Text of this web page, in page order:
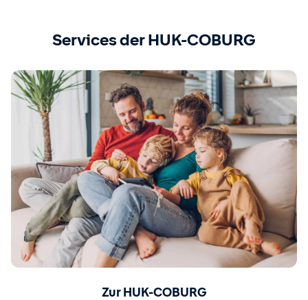
Services der HUK-COBURG
Zur HUK-COBURG